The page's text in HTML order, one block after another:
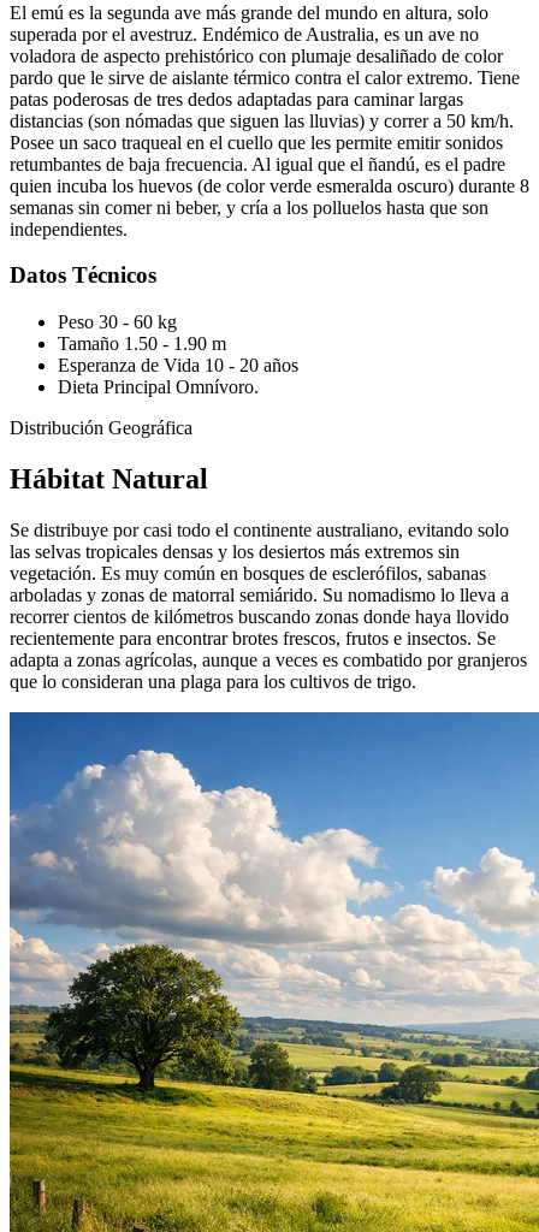
El emú es la segunda ave más grande del mundo en altura, solo
superada por el avestruz. Endémico de Australia, es un ave no
voladora de aspecto prehistórico con plumaje desaliñado de color
pardo que le sirve de aislante térmico contra el calor extremo. Tiene
patas poderosas de tres dedos adaptadas para caminar largas
distancias (son nómadas que siguen las lluvias) y correr a 50 km/h.
Posee un saco traqueal en el cuello que les permite emitir sonidos
retumbantes de baja frecuencia. Al igual que el ñandú, es el padre
quien incuba los huevos (de color verde esmeralda oscuro) durante 8
semanas sin comer ni beber, y cría a los polluelos hasta que son
independientes.
Datos Técnicos
Peso 30 - 60 kg
Tamaño 1.50 - 1.90 m
Esperanza de Vida 10 - 20 años
Dieta Principal Omnívoro.
Distribución Geográfica
Hábitat Natural
Se distribuye por casi todo el continente australiano, evitando solo
las selvas tropicales densas y los desiertos más extremos sin
vegetación. Es muy común en bosques de esclerófilos, sabanas
arboladas y zonas de matorral semiárido. Su nomadismo lo lleva a
recorrer cientos de kilómetros buscando zonas donde haya llovido
recientemente para encontrar brotes frescos, frutos e insectos. Se
adapta a zonas agrícolas, aunque a veces es combatido por granjeros
que lo consideran una plaga para los cultivos de trigo.